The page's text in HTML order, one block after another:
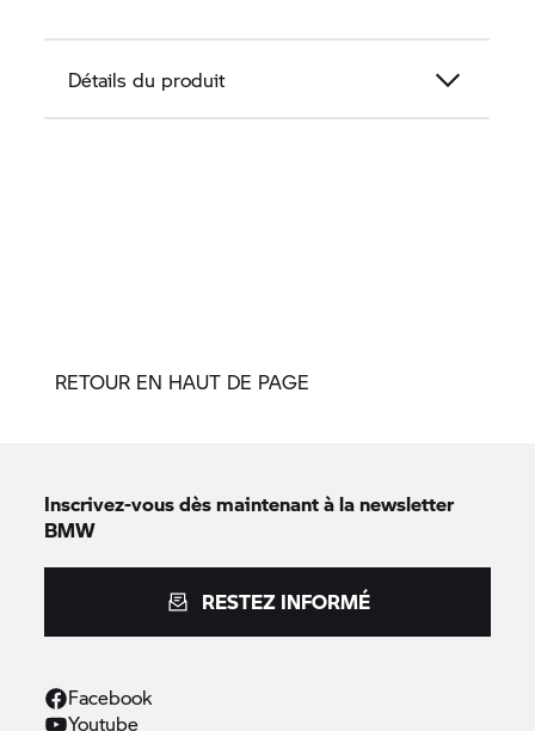
Détails du produit
RETOUR EN HAUT DE PAGE
Inscrivez-vous dès maintenant à la newsletter
BMW
RESTEZ INFORMÉ
Facebook
Youtube